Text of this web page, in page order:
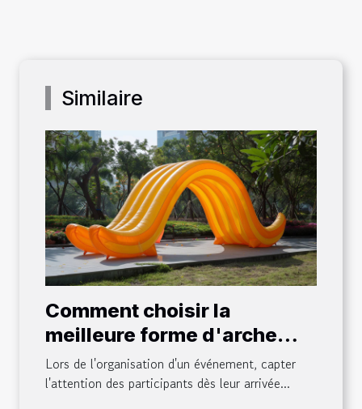
Similaire
Comment choisir la
meilleure forme d'arche
gonflable pour votre
événement
Lors de l'organisation d'un événement, capter
l'attention des participants dès leur arrivée...